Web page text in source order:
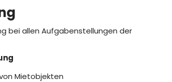
bei allen Aufgabenstellungen der
Mietobjekten